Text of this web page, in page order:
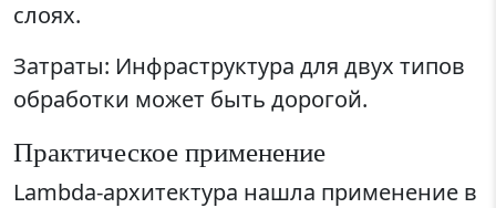
слоях.
Затраты: Инфраструктура для двух типов
обработки может быть дорогой.
Практическое применение
Lambda-архитектура нашла применение в